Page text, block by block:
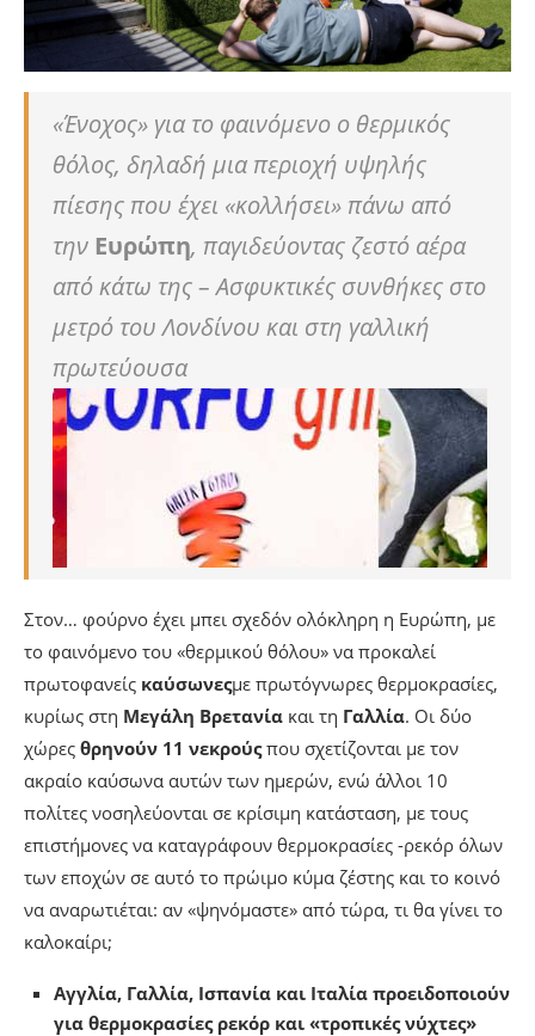
«Ένοχος» για το φαινόμενο ο θερμικός
θόλος, δηλαδή μια περιοχή υψηλής
πίεσης που έχει «κολλήσει» πάνω από
την Ευρώπη, παγιδεύοντας ζεστό αέρα
από κάτω της – Ασφυκτικές συνθήκες στο
μετρό του Λονδίνου και στη γαλλική
πρωτεύουσα
Στον… φούρνο έχει μπει σχεδόν ολόκληρη η Ευρώπη, με
το φαινόμενο του «θερμικού θόλου» να προκαλεί
πρωτοφανείς καύσωνεςμε πρωτόγνωρες θερμοκρασίες,
κυρίως στη Μεγάλη Βρετανία και τη Γαλλία. Οι δύο
χώρες θρηνούν 11 νεκρούςπου σχετίζονται με τον
ακραίο καύσωνα αυτών των ημερών, ενώ άλλοι 10
πολίτες νοσηλεύονται σε κρίσιμη κατάσταση, με τους
επιστήμονες να καταγράφουν θερμοκρασίες -ρεκόρ όλων
των εποχών σε αυτό το πρώιμο κύμα ζέστης και το κοινό
να αναρωτιέται: αν «ψηνόμαστε» από τώρα, τι θα γίνει το
καλοκαίρι;
Αγγλία, Γαλλία, Ισπανία και Ιταλία προειδοποιούν
για θερμοκρασίες ρεκόρ και «τροπικές νύχτες»